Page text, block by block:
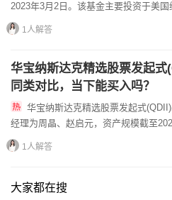
2023年3月2日。该基金主要投资于美
中在科技领域，持仓行业以科技行业为
1人解答
华宝纳斯达克精选股票发起式
同类对比，当下能买入吗？
经理为周晶、赵启元，资产规模截至
史业绩看，截至2025年8月5日，A类...
1人解答
大家都在搜